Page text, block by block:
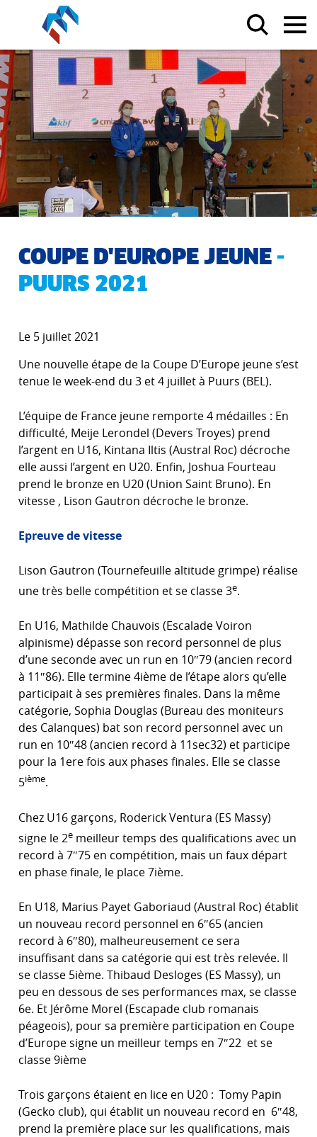
COUPE D'EUROPE JEUNE -
PUURS 2021
Le 5 juillet 2021
Une nouvelle étape de la Coupe D’Europe jeune s’est
tenue le week-end du 3 et 4 juillet à Puurs (BEL).
L’équipe de France jeune remporte 4 médailles : En
difficulté, Meije Lerondel (Devers Troyes) prend
l’argent en U16, Kintana Iltis (Austral Roc) décroche
elle aussi l’argent en U20. Enfin, Joshua Fourteau
prend le bronze en U20 (Union Saint Bruno). En
vitesse , Lison Gautron décroche le bronze.
Epreuve de vitesse
Lison Gautron (Tournefeuille altitude grimpe) réalise
une très belle compétition et se classe 3e.
En U16, Mathilde Chauvois (Escalade Voiron
alpinisme) dépasse son record personnel de plus
d’une seconde avec un run en 10″79 (ancien record
à 11″86). Elle termine 4ième de l’étape alors qu’elle
participait à ses premières finales. Dans la même
catégorie, Sophia Douglas (Bureau des moniteurs
des Calanques) bat son record personnel avec un
run en 10″48 (ancien record à 11sec32) et participe
pour la 1ere fois aux phases finales. Elle se classe
5ième.
Chez U16 garçons, Roderick Ventura (ES Massy)
signe le 2e meilleur temps des qualifications avec un
record à 7″75 en compétition, mais un faux départ
en phase finale, le place 7ième.
En U18, Marius Payet Gaboriaud (Austral Roc) établit
un nouveau record personnel en 6″65 (ancien
record à 6″80), malheureusement ce sera
insuffisant dans sa catégorie qui est très relevée. Il
se classe 5ième. Thibaud Desloges (ES Massy), un
peu en dessous de ses performances max, se classe
6e. Et Jérôme Morel (Escapade club romanais
péageois), pour sa première participation en Coupe
d’Europe signe un meilleur temps en 7″22 et se
classe 9ième
Trois garçons étaient en lice en U20 : Tomy Papin
(Gecko club), qui établit un nouveau record en 6″48,
prend la première place sur les qualifications, mais